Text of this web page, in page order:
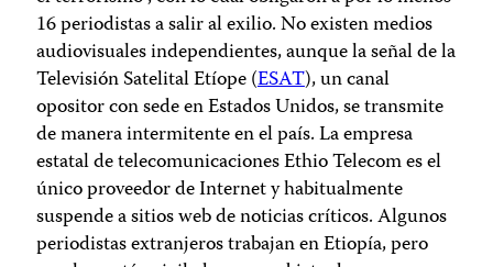
16 periodistas a salir al exilio. No existen medios
audiovisuales independientes, aunque la señal de la
Televisión Satelital Etíope (ESAT), un canal
opositor con sede en Estados Unidos, se transmite
de manera intermitente en el país. La empresa
estatal de telecomunicaciones Ethio Telecom es el
único proveedor de Internet y habitualmente
suspende a sitios web de noticias críticos. Algunos
periodistas extranjeros trabajan en Etiopía, pero